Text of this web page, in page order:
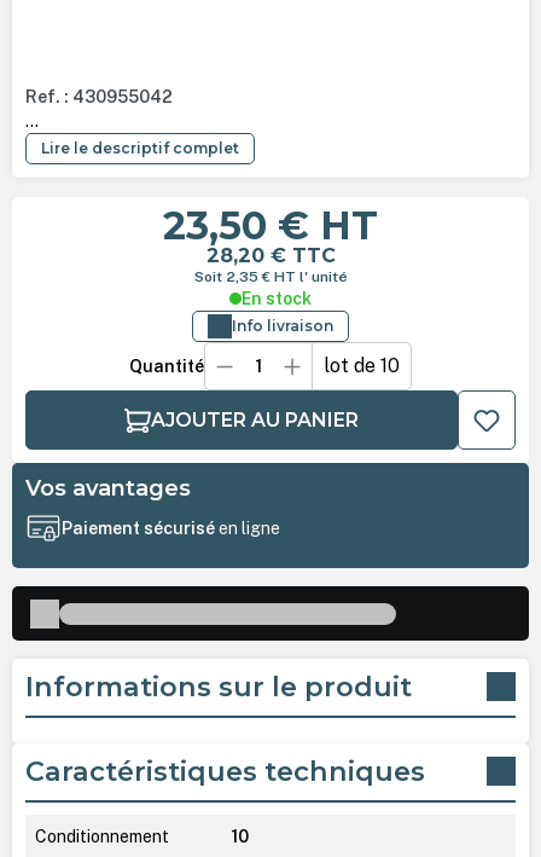
Ref. : 430955042
...
Lire le descriptif complet
23,50 € HT
28,20 € TTC
Soit 2,35 € HT l' unité
En stock
Info livraison
Quantité lot de 10
AJOUTER AU PANIER
Vos avantages
Paiement sécuriséen ligne
Informations sur le produit
Caractéristiques techniques
Conditionnement 10